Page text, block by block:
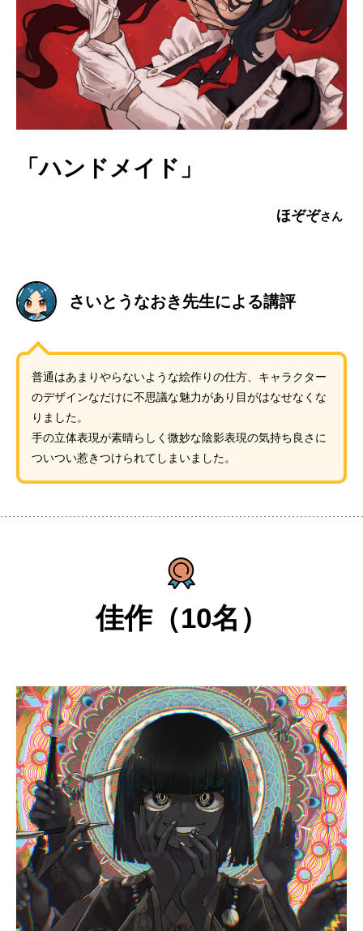
「ハンドメイド」
ほぞぞ
さいとうなおき先生による講評
普通はあまりやらないような絵作りの仕方、キャラクター
のデザインなだけに不思議な魅力があり目がはなせなくな
りました。
手の立体表現が素晴らしく微妙な陰影表現の気持ち良さに
ついつい惹きつけられてしまいました。
佳作（10名）